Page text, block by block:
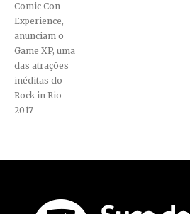
Comic Con
Experience,
anunciam o
Game XP, uma
das atrações
inéditas do
Rock in Rio
2017